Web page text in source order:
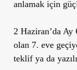
anlamak için
2 Haziran’da Ay
olan 7. eve
teklif ya da